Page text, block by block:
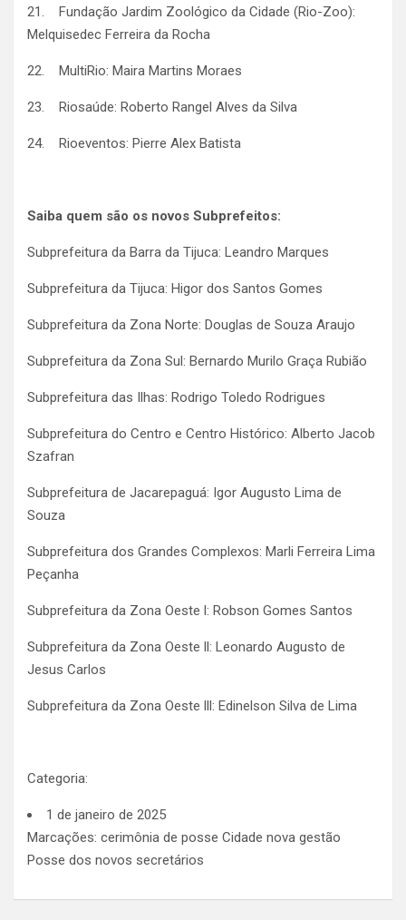
21. Fundação Jardim Zoológico da Cidade (Rio-Zoo):
Melquisedec Ferreira da Rocha
22. MultiRio: Maira Martins Moraes
23. Riosaúde: Roberto Rangel Alves da Silva
24. Rioeventos: Pierre Alex Batista
Saiba quem são os novos Subprefeitos:
Subprefeitura da Barra da Tijuca: Leandro Marques
Subprefeitura da Tijuca: Higor dos Santos Gomes
Subprefeitura da Zona Norte: Douglas de Souza Araujo
Subprefeitura da Zona Sul: Bernardo Murilo Graça Rubião
Subprefeitura das Ilhas: Rodrigo Toledo Rodrigues
Subprefeitura do Centro e Centro Histórico: Alberto Jacob
Szafran
Subprefeitura de Jacarepaguá: Igor Augusto Lima de
Souza
Subprefeitura dos Grandes Complexos: Marli Ferreira Lima
Peçanha
Subprefeitura da Zona Oeste l: Robson Gomes Santos
Subprefeitura da Zona Oeste ll: Leonardo Augusto de
Jesus Carlos
Subprefeitura da Zona Oeste lll: Edinelson Silva de Lima
Categoria:
1 de janeiro de 2025
Marcações: cerimônia de posse Cidade nova gestão
Posse dos novos secretários